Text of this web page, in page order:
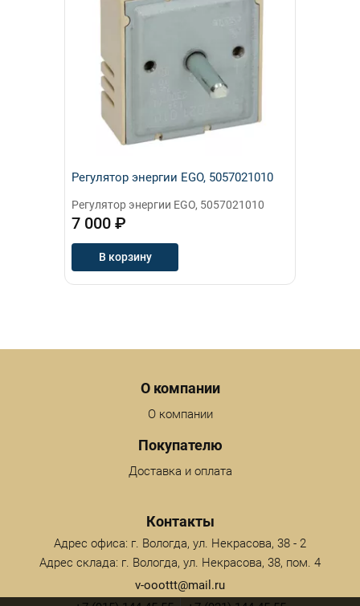
Регулятор энергии EGO, 5057021010
Регулятор энергии EGO, 5057021010
7 000 ₽
В корзину
О компании
О компании
Покупателю
Доставка и оплата
Контакты
Адрес офиса: г. Вологда, ул. Некрасова, 38 - 2
Адрес склада: г. Вологда, ул. Некрасова, 38, пом. 4
v-ooottt@mail.ru